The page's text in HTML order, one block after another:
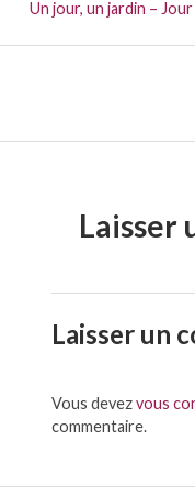
de
l’article
Précédent :
Un jour, un jardin –
Laisser
Laisser un
Vous devezvous
commentaire.